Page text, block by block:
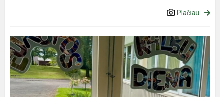
Plačiau
Europos
kalbų
diena